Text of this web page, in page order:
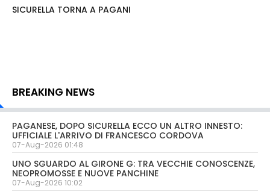
SICURELLA TORNA A PAGANI
BREAKING NEWS
PAGANESE, DOPO SICURELLA ECCO UN ALTRO INNESTO:
UFFICIALE L'ARRIVO DI FRANCESCO CORDOVA
07-Aug-2026 01:48
UNO SGUARDO AL GIRONE G: TRA VECCHIE CONOSCENZE,
NEOPROMOSSE E NUOVE PANCHINE
07-Aug-2026 10:02